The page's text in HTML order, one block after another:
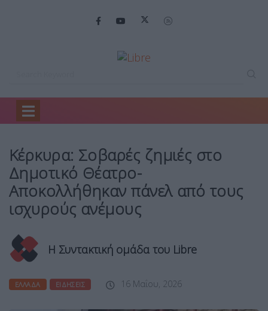
Home
Κέρκυρα: Σοβαρές ζημιές στο
Δημοτικό Θέατρο-
Αποκολλήθηκαν πάνελ από τους
ισχυρούς ανέμους
Η Συντακτική ομάδα του Libre
ΕΛΛΆΔΑ ΕΙΔΉΣΕΙΣ 16 Μαΐου, 2026